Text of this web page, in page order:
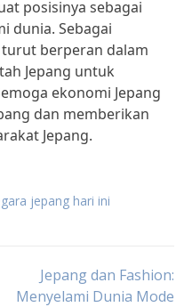
posisinya sebagai
dunia. Sebagai
berperan dalam
Jepang untuk
ekonomi Jepang
dan memberikan
Jepang.
jepang hari ini
Jepang dan Fashion:
Menyelami Dunia Mode